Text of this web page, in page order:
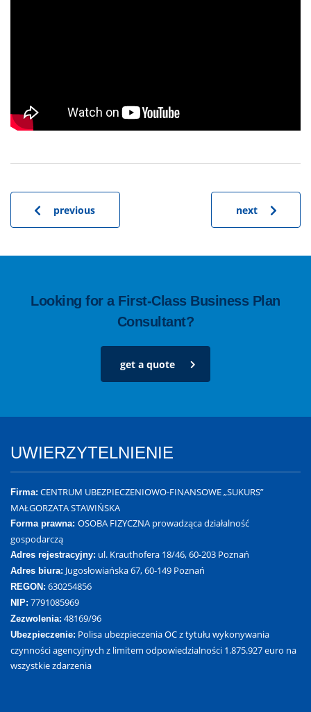
previous next
Looking for a First-Class Business Plan
Consultant?
get a quote
UWIERZYTELNIENIE
Firma: CENTRUM UBEZPIECZENIOWO-FINANSOWE „SUKURS”
MAŁGORZATA STAWIŃSKA
Forma prawna: OSOBA FIZYCZNA prowadząca działalność
gospodarczą
Adres rejestracyjny: ul. Krauthofera 18/46, 60-203 Poznań
Adres biura: Jugosłowiańska 67, 60-149 Poznań
REGON: 630254856
NIP: 7791085969
Zezwolenia: 48169/96
Ubezpieczenie: Polisa ubezpieczenia OC z tytułu wykonywania
czynności agencyjnych z limitem odpowiedzialności 1.875.927 euro na
wszystkie zdarzenia